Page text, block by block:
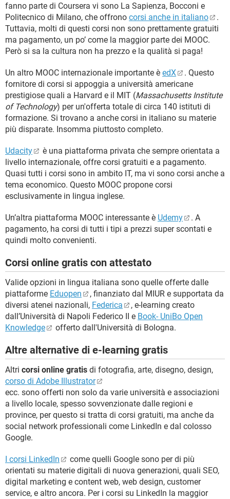
fanno parte di Coursera vi sono La Sapienza, Bocconi e
Politecnico di Milano, che offrono corsi anche in italiano
.
Tuttavia, molti di questi corsi non sono prettamente gratuiti
ma pagamento, un po’ come la maggior parte dei MOOC.
Però si sa la cultura non ha prezzo e la qualità si paga!
Un altro MOOC internazionale importante è edX
. Questo
fornitore di corsi si appoggia a università americane
prestigiose quali a Harvard e il MIT (Massachusetts Institute
of Technology) per un'offerta totale di circa 140 istituti di
formazione. Si trovano a anche corsi in italiano su materie
più disparate. Insomma piuttosto completo.
Udacity
è una piattaforma privata che sempre orientata a
livello internazionale, offre corsi gratuiti e a pagamento.
Quasi tutti i corsi sono in ambito IT, ma vi sono corsi anche a
tema economico. Questo MOOC propone corsi
esclusivamente in lingua inglese.
Un’altra piattaforma MOOC interessante è Udemy
. A
pagamento, ha corsi di tutti i tipi a prezzi super scontati e
quindi molto convenienti.
Corsi online gratis con attestato
Valide opzioni in lingua italiana sono quelle offerte dalle
piattaforme Eduopen
, finanziato dal MIUR e supportata da
diversi atenei nazionali, Federica
, e-learning creato
dall’Università di Napoli Federico II e Book- UniBo Open
Knowledge
offerto dall'Università di Bologna.
Altre alternative di e-learning gratis
Altri corsi online gratis di fotografia, arte, disegno, design,
corso di Adobe Illustrator
ecc. sono offerti non solo da varie università e associazioni
a livello locale, spesso sovvenzionate dalle regioni e
province, per questo si tratta di corsi gratuiti, ma anche da
social network professionali come LinkedIn e dal colosso
Google.
I corsi LinkedIn
come quelli Google sono per di più
orientati su materie digitali di nuova generazioni, quali SEO,
digital marketing e content web, web design, customer
service, e altro ancora. Per i corsi su LinkedIn la maggior